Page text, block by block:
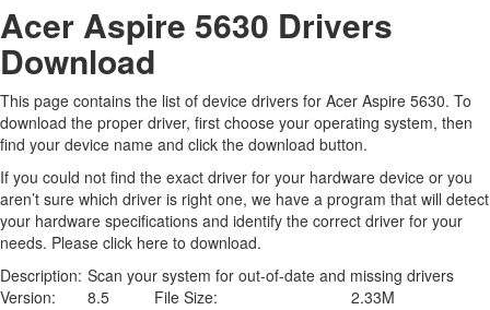
Acer Aspire 5630 Drivers
Download
This page contains the list of device drivers for Acer Aspire 5630. To
download the proper driver, first choose your operating system, then
find your device name and click the download button.
If you could not find the exact driver for your hardware device or you
aren’t sure which driver is right one, we have a program that will detect
your hardware specifications and identify the correct driver for your
needs. Please click here to download.
Description: Scan your system for out-of-date and missing drivers
Version:
8.5 File Size:
2.33M